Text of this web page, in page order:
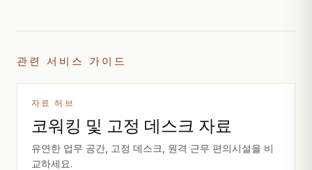
관련 서비스 가이드
자료 허브
코워킹 및 고정 데스크 자료
유연한 업무 공간, 고정 데스크, 원격 근무 편의시설을 비
교하세요.